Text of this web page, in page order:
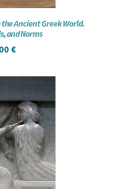
Ancient Greek World.
and Norms
€